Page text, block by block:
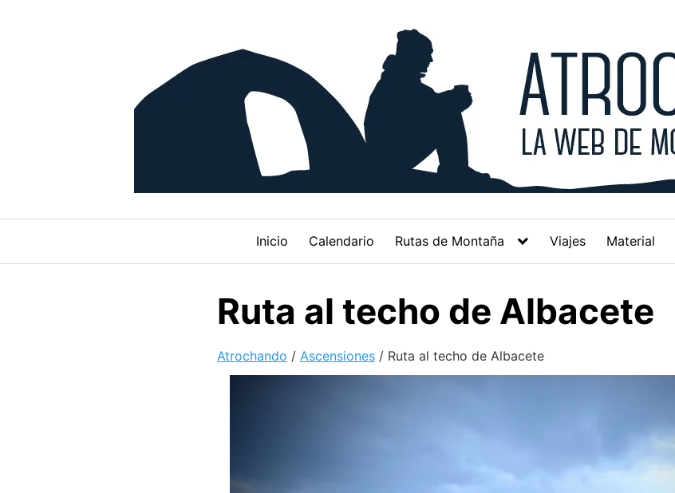
Inicio Calendario Rutas de Montaña Viajes Material
Ruta al techo de Albacete
Atrochando / Ascensiones / Ruta al techo de Albacete